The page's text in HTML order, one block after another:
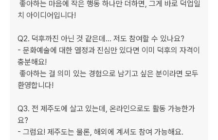
치 아이디어입니다!
Q2. 덕후까진 아닌 것 같은데... 저도 참여할 수 있나요?
- 문화예술에 대한 열정과 진심만 있다면 이미 덕후의 자격이
충분해요!
환영합니다!
Q3. 전 제주도에 살고 있는데, 온라인으로도 활동 가능한가
요?
- 그럼요! 제주도는 물론, 해외에 계셔도 참여 가능해요.